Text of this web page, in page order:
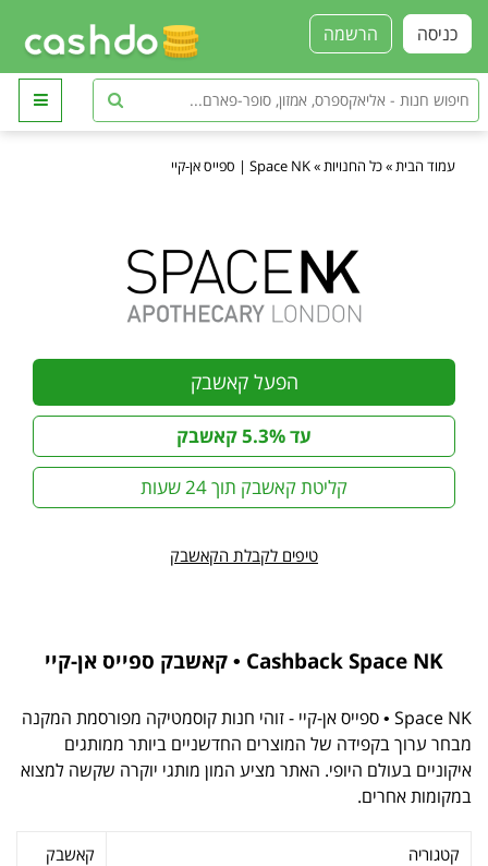
הרשמה כניסה
עמוד הבית »כל החנויות »Space NK | ספייס אן-קיי
הפעל קאשבק
עד 5.3% קאשבק
קליטת קאשבק תוך 24 שעות
טיפים לקבלת הקאשבק
Cashback Space NK • קאשבק ספייס אן-קיי
Space NK • ספייס אן-קיי - זוהי חנות קוסמטיקה מפורסמת המקנה
מבחר ערוך בקפידה של המוצרים החדשניים ביותר ממותגים
איקוניים בעולם היופי. האתר מציע המון מותגי יוקרה שקשה למצוא
במקומות אחרים.
קטגוריה קאשבק